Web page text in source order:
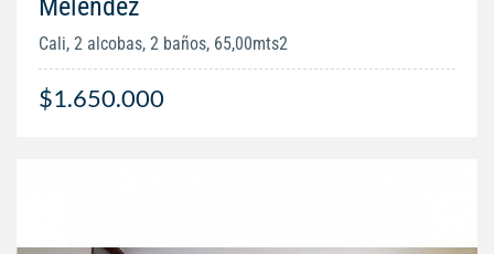
Melendez
Cali, 2 alcobas, 2 baños, 65,00mts2
$1.650.000